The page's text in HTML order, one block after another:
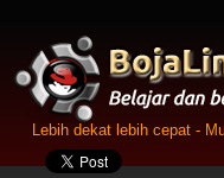
Lebih dekat lebih cepat -